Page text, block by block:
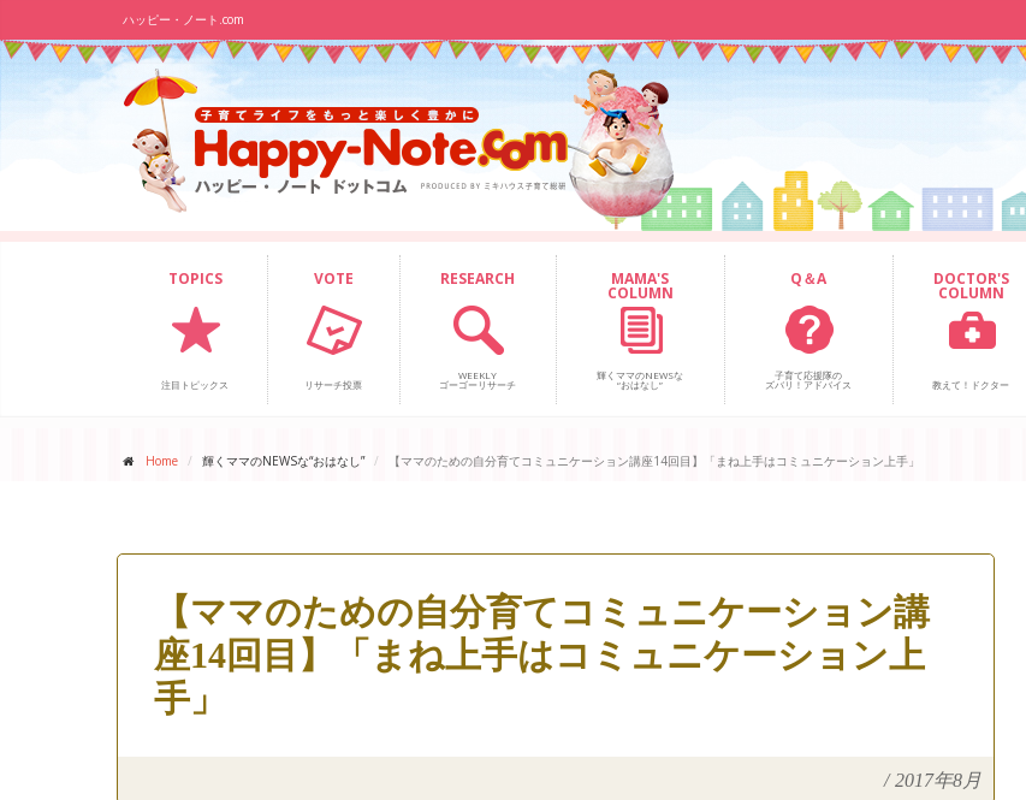
ハッピー・ノート.com
TOPICS
注目トピックス
VOTE
リサーチ投票
RESEARCH
WEEKLY
ゴーゴーリサーチ
MAMA'S
COLUMN
輝くママのNEWSな
“おはなし”
Q＆A
子育て応援隊の
ズバリ！アドバイス
DOCTOR'S
COLUMN
教えて！ドクター
Home 輝くママのNEWSな“おはなし” 【ママのための自分育てコミュニケーション講座14回目】「まね上手はコミュニケーション上手」
【ママのための自分育てコミュニケーション講
座14回目】「まね上手はコミュニケーション上
手」
/ 2017年8月